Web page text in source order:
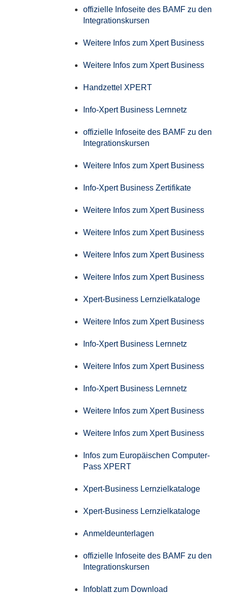
offizielle Infoseite des BAMF zu den
Integrationskursen
Weitere Infos zum Xpert Business
Weitere Infos zum Xpert Business
Handzettel XPERT
Info-Xpert Business Lernnetz
offizielle Infoseite des BAMF zu den
Integrationskursen
Weitere Infos zum Xpert Business
Info-Xpert Business Zertifikate
Weitere Infos zum Xpert Business
Weitere Infos zum Xpert Business
Weitere Infos zum Xpert Business
Weitere Infos zum Xpert Business
Xpert-Business Lernzielkataloge
Weitere Infos zum Xpert Business
Info-Xpert Business Lernnetz
Weitere Infos zum Xpert Business
Info-Xpert Business Lernnetz
Weitere Infos zum Xpert Business
Weitere Infos zum Xpert Business
Infos zum Europäischen Computer-
Pass XPERT
Xpert-Business Lernzielkataloge
Xpert-Business Lernzielkataloge
Anmeldeunterlagen
offizielle Infoseite des BAMF zu den
Integrationskursen
Infoblatt zum Download